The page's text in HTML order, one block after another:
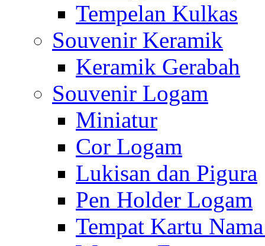
Tempelan Kulkas
Souvenir Keramik
Keramik Gerabah
Souvenir Logam
Miniatur
Cor Logam
Lukisan dan Pigura
Pen Holder Logam
Tempat Kartu